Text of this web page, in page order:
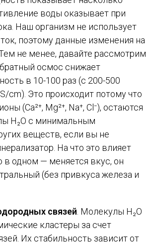
воды оказывает при
Наш организм не использует
поэтому данные изменения на
не менее, давайте рассмотрим
осмос снижает
в 10-100 раз (с 200-500
cm). Это происходит потому что
(Ca²⁺, Mg²⁺, Na⁺, Cl⁻), остаются
H₂O с минимальным
веществ, если вы не
На что это влияет
в одном — меняется вкус, он
(без привкуса железа и
связей . Молекулы H₂O
кластеры за счет
Их стабильность зависит от